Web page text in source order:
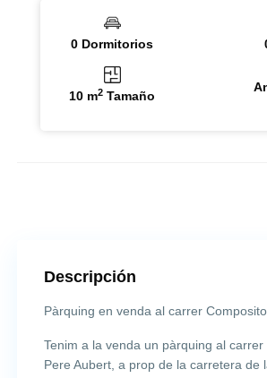
0 Dormitorios
10 m2 Tamaño
Descripción
Pàrquing en venda al carrer
Tenim a la venda un pàrquing al
Pere Aubert, a prop de la carretera de